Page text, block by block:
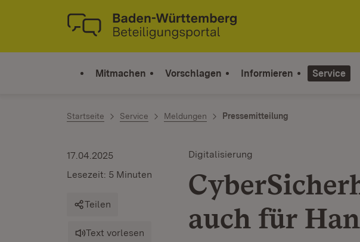
Zum Inhalt springen
Link zur Startseite
Mitmachen Vorschlagen Informieren Service
Startseite Service Meldungen Pressemitteilung
Digitalisierung
auch für
17.04.2025
Lesezeit: 5 Minuten
Teilen
Text vorlesen